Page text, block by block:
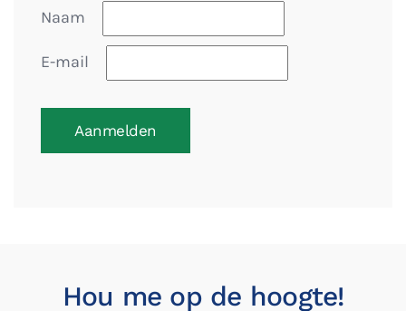
Naam
E-mail
Aanmelden
Hou me op de hoogte!